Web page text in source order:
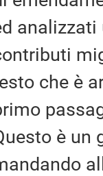
analizzati
che è
è un